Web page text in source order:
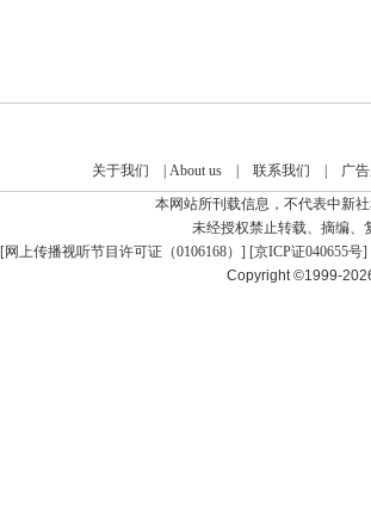
关于我们 | About us| 联系我们 |
广
本网站所刊载信息，不代表中新
未经授权禁止转载、摘编、
[网上传播视听节目许可证（0106168） ] [京ICP证040655号]
Copyright ©1999-